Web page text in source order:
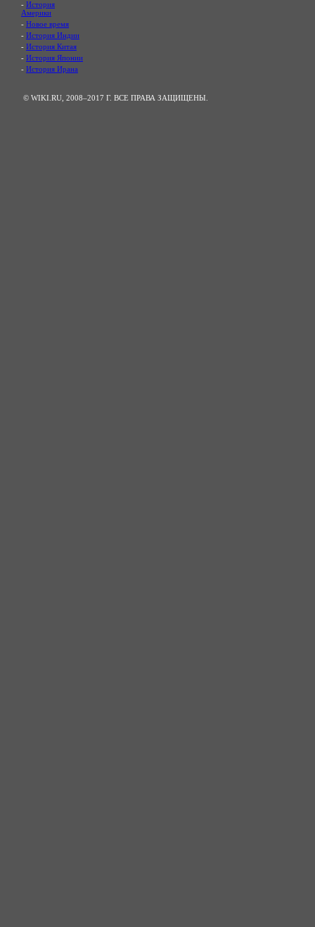
- История
Америки
- Новое время
- История Индии
- История Китая
- История Японии
- История Ирана
© WIKI.RU, 2008–2017 Г. ВСЕ ПРАВА ЗАЩИЩЕНЫ.